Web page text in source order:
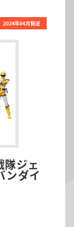
2024年04月発送
ジェ
ンダイ